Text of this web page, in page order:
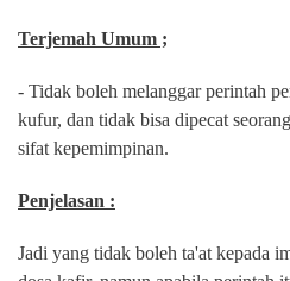
Terjemah Umum ;
- Tidak boleh melanggar perintah
kufur, dan tidak bisa dipecat
sifat kepemimpinan.
Penjelasan :
Jadi yang tidak boleh ta'at kepada